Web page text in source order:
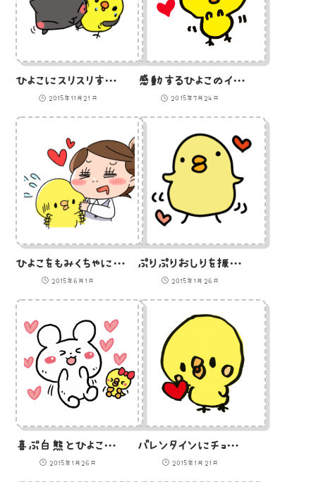
ひよこにスリスリする黒猫のイラスト
2015年11月21日
感動するひよこのイラスト
2015年7月24日
ひよこをもみくちゃにするOLのイラスト
2015年6月1日
ぷりぷりおしりを振って踊るひよこのイラスト
2015年1月26日
喜ぶ白熊とひよこのイラスト
2015年1月26日
バレンタインにチョコレートを渡すひよこのイラスト
2015年1月21日